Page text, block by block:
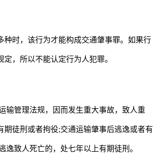
时，该行为才能构成交通肇事罪。如果行
，所以不能认定行为人犯罪。
输管理法规，因而发生重大事故，致人重
徒刑或者拘役;交通运输肇事后逃逸或者有
致人死亡的，处七年以上有期徒刑。